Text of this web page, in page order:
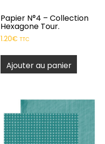
Papier N°4 – Collection
Hexagone Tour.
1.20€ TTC
Ajouter au panier